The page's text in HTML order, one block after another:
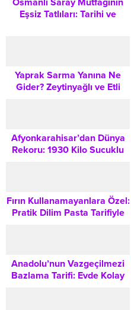
Osmanlı Saray Mutfağının
Eşsiz Tatlıları: Tarihi ve
Yaprak Sarma Yanına Ne
Gider? Zeytinyağlı ve Etli
Afyonkarahisar’dan Dünya
Rekoru: 1930 Kilo Sucuklu
Fırın Kullanamayanlara Özel:
Pratik Dilim Pasta Tarifiyle
Anadolu’nun Vazgeçilmezi
Bazlama Tarifi: Evde Kolay